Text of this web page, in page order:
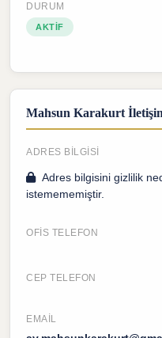
DURUM
AKTIF
Mahsun Karakurt
ADRES BILGISI
Adres bilgisini gizlilik
istemememiştir.
OFIS TELEFON
CEP TELEFON
EMAIL